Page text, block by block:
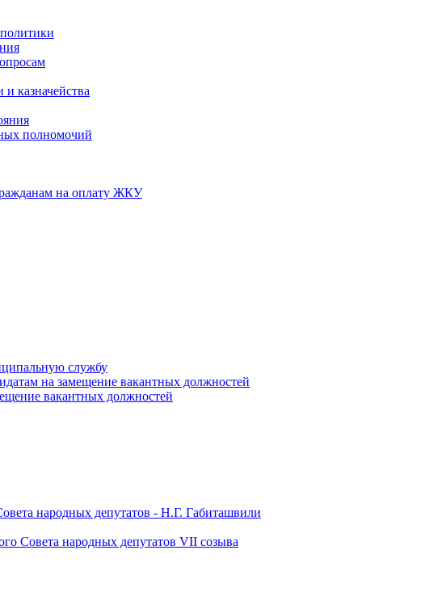
казначейства
полномочий
на оплату ЖКУ
службу
на замещение вакантных должностей
вакантных должностей
народных депутатов - Н.Г. Габиташвили
Совета народных депутатов VII созыва